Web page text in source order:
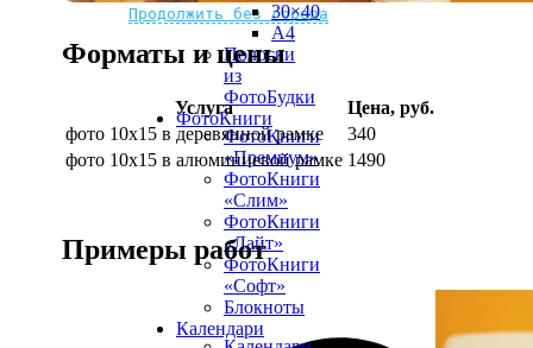
Продолжить без города
30×40
A4
Полоски
из
ФотоБудки
ФотоКниги
ФотоКниги
«Премиум»
ФотоКниги
«Слим»
ФотоКниги
«Лайт»
ФотоКниги
«Софт»
Блокноты
Календари
Форматы и цены
Услуга
Цена, руб.
фото 10х15 в деревянной рамке
340
фото 10х15 в алюминиевой рамке 1490
Примеры работ